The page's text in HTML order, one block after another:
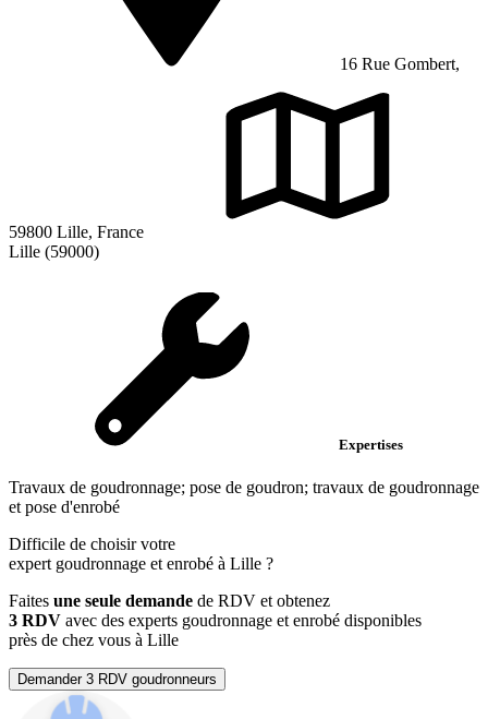
16 Rue Gombert,
59800 Lille, France
Lille (59000)
Expertises
Travaux de goudronnage; pose de goudron; travaux de goudronnage
et pose d'enrobé
Difficile de choisir votre
expert goudronnage et enrobé à Lille ?
Faites une seule demande de RDV et obtenez
3 RDV avec des experts goudronnage et enrobé disponibles
près de chez vous à Lille
Demander 3 RDV goudronneurs